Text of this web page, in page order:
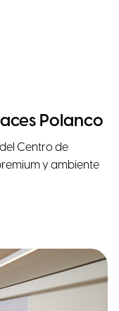
Polanco
Centro de
y ambiente